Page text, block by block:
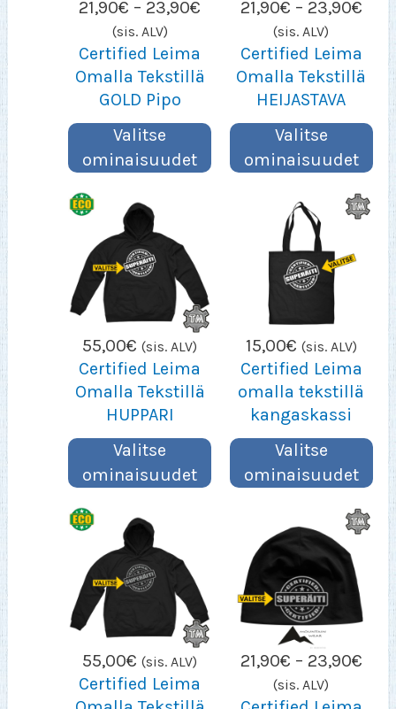
21,90€ – 23,90€ Hintaluokka:
23,90€
(sis. ALV)
Certified Leima
Omalla Tekstillä
GOLD Pipo
Valitse
ominaisuudet
21,90€ – 23,90€
(sis. ALV)
Certified Leima
Omalla Tekstillä
HEIJASTAVA
Valitse
ominaisuudet
55,00€ (sis. ALV)
Certified Leima
Omalla Tekstillä
HUPPARI
Valitse
ominaisuudet
15,00€ (sis. ALV)
Certified Leima
omalla tekstillä
kangaskassi
Valitse
ominaisuudet
55,00€ (sis. ALV)
Certified Leima
21,90€ – 23,90€
(sis. ALV)